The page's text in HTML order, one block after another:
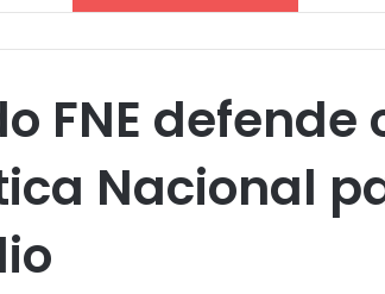
FNE
Nacional